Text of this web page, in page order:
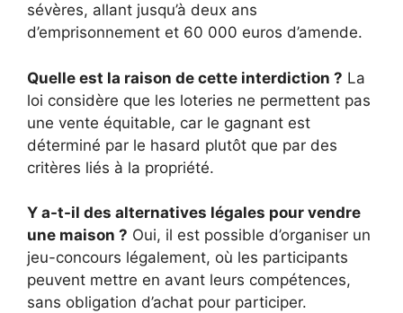
sévères, allant jusqu’à deux ans
d’emprisonnement et 60 000 euros d’amende.
Quelle est la raison de cette interdiction ? La
loi considère que les loteries ne permettent pas
une vente équitable, car le gagnant est
déterminé par le hasard plutôt que par des
critères liés à la propriété.
Y a-t-il des alternatives légales pour vendre
une maison ? Oui, il est possible d’organiser un
jeu-concours légalement, où les participants
peuvent mettre en avant leurs compétences,
sans obligation d’achat pour participer.